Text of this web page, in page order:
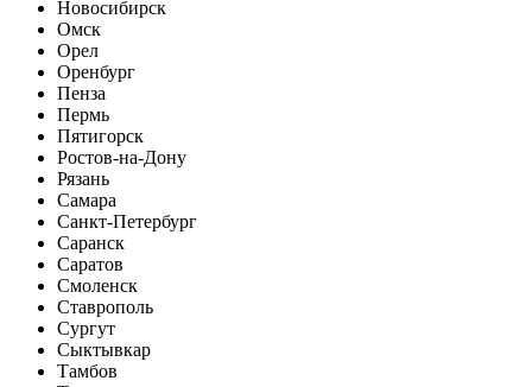
Новосибирск
Омск
Орел
Оренбург
Пенза
Пермь
Пятигорск
Ростов-на-Дону
Рязань
Самара
Санкт-Петербург
Саранск
Саратов
Смоленск
Ставрополь
Сургут
Сыктывкар
Тамбов